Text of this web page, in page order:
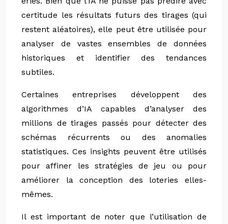
certitude les résultats futurs des tirages (qui
restent aléatoires), elle peut être utilisée pour
analyser de vastes ensembles de données
historiques et identifier des tendances
subtiles.
Certaines entreprises développent des
algorithmes d’IA capables d’analyser des
millions de tirages passés pour détecter des
schémas récurrents ou des anomalies
statistiques. Ces insights peuvent être utilisés
pour affiner les stratégies de jeu ou pour
améliorer la conception des loteries elles-
mêmes.
Il est important de noter que l’utilisation de